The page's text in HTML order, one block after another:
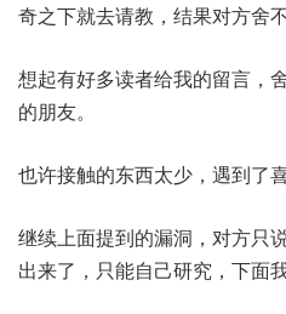
奇之下就去请教，结果对方舍
想起有好多读者给我的留言，
的朋友。
也许接触的东西太少，遇到了
继续上面提到的漏洞，对方只
出来了，只能自己研究，下面